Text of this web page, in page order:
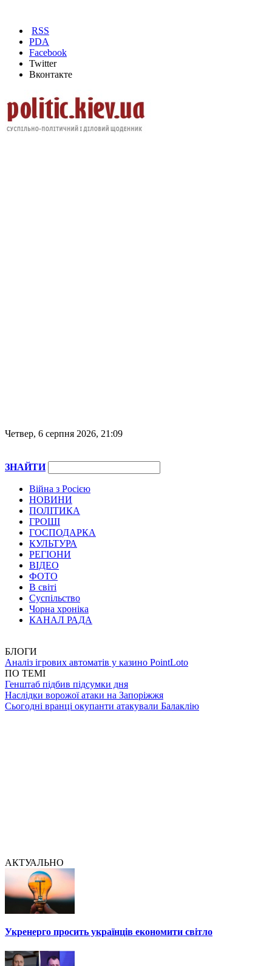
RSS
PDA
Facebook
Twitter
Вконтакте
Четвер, 6 серпня 2026, 21:09
ЗНАЙТИ
Війна з Росією
НОВИНИ
ПОЛІТИКА
ГРОШІ
ГОСПОДАРКА
КУЛЬТУРА
РЕГІОНИ
ВІДЕО
ФОТО
В світі
Суспільство
Чорна хроніка
КАНАЛ РАДА
БЛОГИ
Аналіз ігрових автоматів у казино PointLoto
ПО ТЕМІ
Генштаб підбив підсумки дня
Наслідки ворожої атаки на Запоріжжя
Сьогодні вранці окупанти атакували Балаклію
АКТУАЛЬНО
Укренерго просить українців економити світло